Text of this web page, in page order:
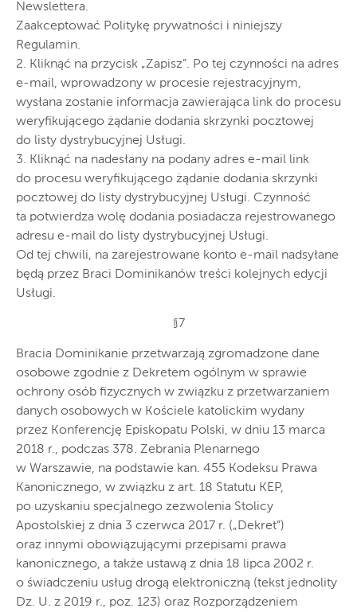
Newslettera.
Zaakceptować Politykę prywatności i niniejszy
Regulamin.
2. Kliknąć na przycisk „Zapisz”. Po tej czynności na adres
e-mail, wprowadzony w procesie rejestracyjnym,
wysłana zostanie informacja zawierająca link do procesu
weryfikującego żądanie dodania skrzynki pocztowej
do listy dystrybucyjnej Usługi.
3. Kliknąć na nadesłany na podany adres e-mail link
do procesu weryfikującego żądanie dodania skrzynki
pocztowej do listy dystrybucyjnej Usługi. Czynność
ta potwierdza wolę dodania posiadacza rejestrowanego
adresu e-mail do listy dystrybucyjnej Usługi.
Od tej chwili, na zarejestrowane konto e-mail nadsyłane
będą przez Braci Dominikanów treści kolejnych edycji
Usługi.
§7
Bracia Dominikanie przetwarzają zgromadzone dane
osobowe zgodnie z Dekretem ogólnym w sprawie
ochrony osób fizycznych w związku z przetwarzaniem
danych osobowych w Kościele katolickim wydany
przez Konferencję Episkopatu Polski, w dniu 13 marca
2018 r., podczas 378. Zebrania Plenarnego
w Warszawie, na podstawie kan. 455 Kodeksu Prawa
Kanonicznego, w związku z art. 18 Statutu KEP,
po uzyskaniu specjalnego zezwolenia Stolicy
Apostolskiej z dnia 3 czerwca 2017 r. („Dekret”)
oraz innymi obowiązującymi przepisami prawa
kanonicznego, a także ustawą z dnia 18 lipca 2002 r.
o świadczeniu usług drogą elektroniczną (tekst jednolity
Dz. U. z 2019 r., poz. 123) oraz Rozporządzeniem